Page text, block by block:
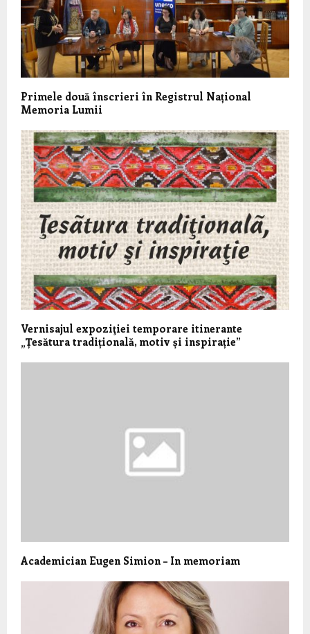
Primele două înscrieri în Registrul Național
Memoria Lumii
Vernisajul expoziţiei temporare itinerante
„Țesătura tradițională, motiv și inspirație”
Academician Eugen Simion – In memoriam